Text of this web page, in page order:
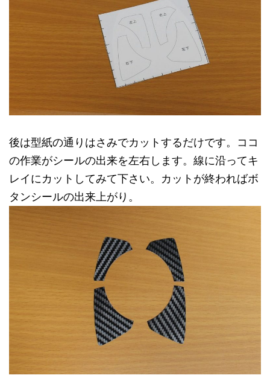
後は型紙の通りはさみでカットするだけです。ココ
の作業がシールの出来を左右します。線に沿ってキ
レイにカットしてみて下さい。カットが終わればボ
タンシールの出来上がり。